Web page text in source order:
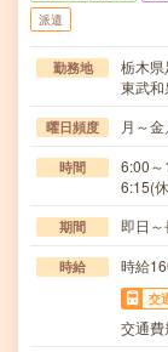
派遣
勤務地
栃木
東武
曜日頻度 月～
時間
6:00
6:15(
期間 即日
時給 時給
交
交通